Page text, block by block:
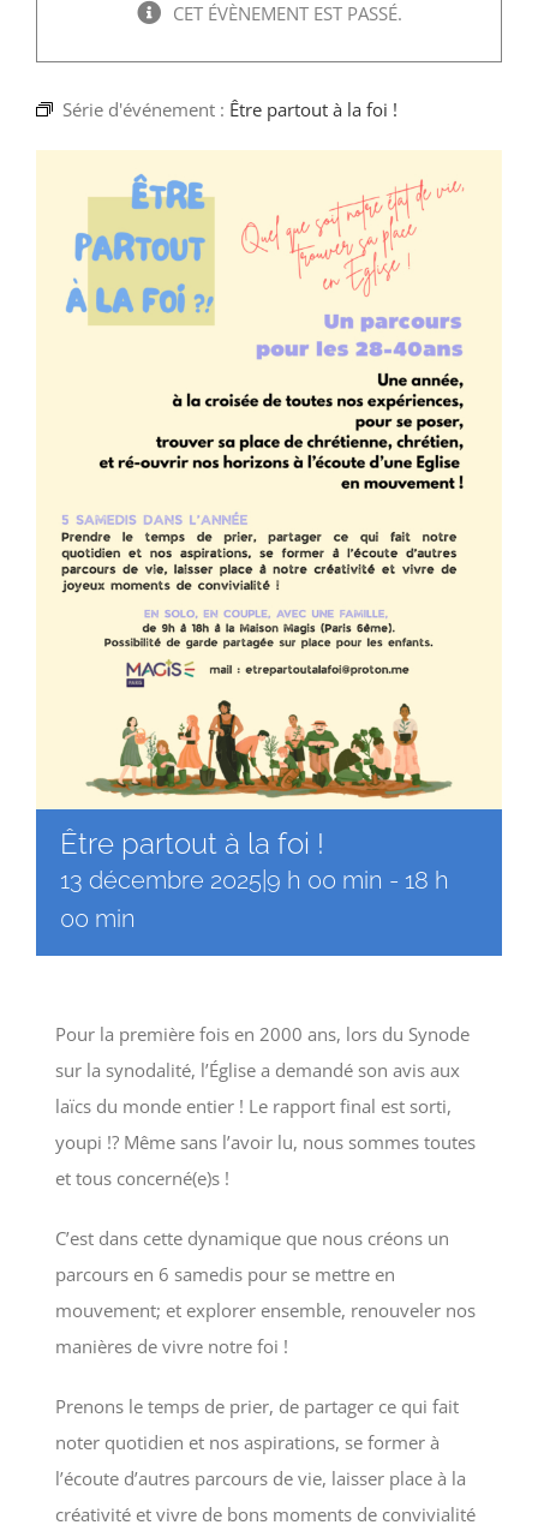
Magis Paris
Cowork Magis
JRS France
Réseau Magis
CET ÉVÈNEMENT EST PASSÉ.
Série d'événement : Être partout à la foi !
Être partout à la foi !
13 décembre 2025|9 h 00 min - 18 h
00 min
Pour la première fois en 2000 ans, lors du Synode
sur la synodalité, l’Église a demandé son avis aux
laïcs du monde entier ! Le rapport final est sorti,
youpi !? Même sans l’avoir lu, nous sommes toutes
et tous concerné(e)s !
C’est dans cette dynamique que nous créons un
parcours en 6 samedis pour se mettre en
mouvement; et explorer ensemble, renouveler nos
manières de vivre notre foi !
Prenons le temps de prier, de partager ce qui fait
noter quotidien et nos aspirations, se former à
l’écoute d’autres parcours de vie, laisser place à la
créativité et vivre de bons moments de convivialité